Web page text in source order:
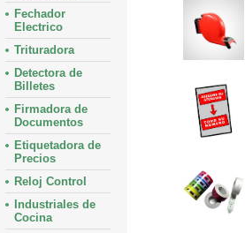
Fechador
Electrico
Trituradora
Detectora de
Billetes
Firmadora de
Documentos
Etiquetadora de
Precios
Reloj Control
Industriales de
Cocina